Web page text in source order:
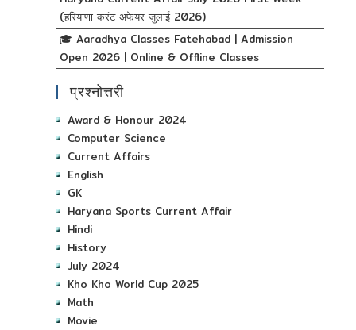
(हरियाणा करंट अफेयर जुलाई 2026)
🎓 Aaradhya Classes Fatehabad | Admission
Open 2026 | Online & Offline Classes
प्रश्नोत्तरी
Award & Honour 2024
Computer Science
Current Affairs
English
GK
Haryana Sports Current Affair
Hindi
History
July 2024
Kho Kho World Cup 2025
Math
Movie